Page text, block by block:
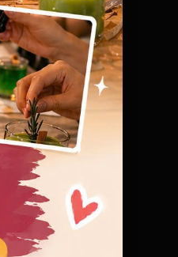
quá lửa, sinh
phí.
Vivian Vu's
đi theo lối
hiểu sâu sắc
nhiệt
hòa quyện
thẩm mỹ
món quà tặng